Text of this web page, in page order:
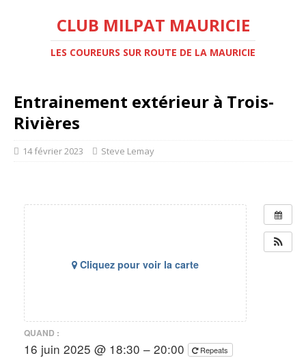
CLUB MILPAT MAURICIE
LES COUREURS SUR ROUTE DE LA MAURICIE
Entrainement extérieur à Trois-
Rivières
14 février 2023 Steve Lemay
Cliquez pour voir la carte
QUAND :
16 juin 2025 @ 18:30 – 20:00 Repeats